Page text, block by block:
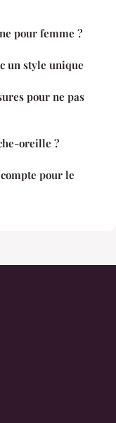
pour femme ?
un style unique
pour ne pas
oreille ?
pour le